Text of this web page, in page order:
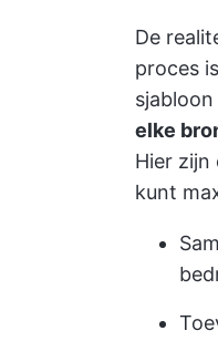
De
proces
elke
Hier zijn
kunt